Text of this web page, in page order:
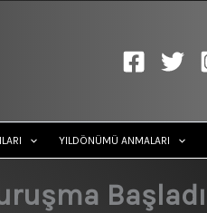
YILDÖNÜMÜ ANMALARI
Başladı